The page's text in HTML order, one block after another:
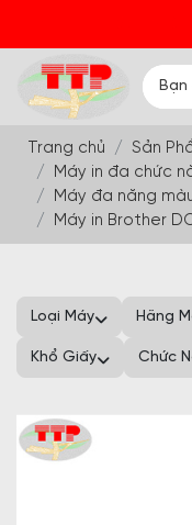
Phát - Nhận quà
Trang chủ Sản
Máy in đa chức
Máy đa năng
Máy in Brother
Loại Máy Hãng
Khổ Giấy Chức